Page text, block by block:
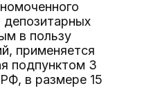
в пользу
применяется
подпунктом 3
в размере 15